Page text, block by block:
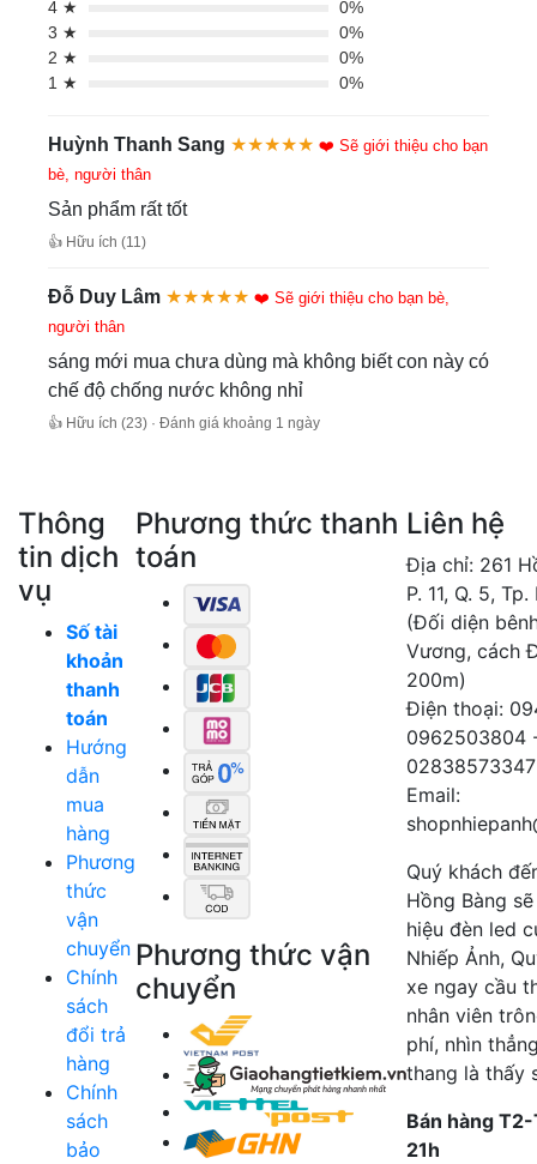
4 ★
0%
3 ★
0%
2 ★
0%
1 ★
0%
Huỳnh Thanh Sang ★★★★★ ❤️ Sẽ giới thiệu cho bạn
bè, người thân
Sản phẩm rất tốt
👍 Hữu ích (11)
Đỗ Duy Lâm ★★★★★ ❤️ Sẽ giới thiệu cho bạn bè,
người thân
sáng mới mua chưa dùng mà không biết con này có
chế độ chống nước không nhỉ
👍 Hữu ích (23) · Đánh giá khoảng 1 ngày
Thông
tin dịch
vụ
Số tài
khoản
thanh
toán
Hướng
dẫn
mua
hàng
Phương
thức
vận
chuyển
Chính
sách
đổi trả
hàng
Chính
sách
bảo
Phương thức thanh
toán
Phương thức vận
chuyển
Liên hệ
Địa chỉ: 261
P. 11, Q. 5,
(Đối diện
Vương, cách
200m)
Điện thoại:
0962503804
02838573347
Email:
Quý khách
Hồng Bàng
hiệu đèn led
Nhiếp Ảnh,
xe ngay cầu
nhân viên
phí, nhìn
thang là thấy
Bán hàng
21h